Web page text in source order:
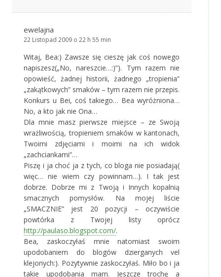
ewelajna
22 Listopad 2009 o 22 h 55 min
Witaj, Bea:) Zawsze się cieszę jak coś nowego
napiszesz(„No, nareszcie…:)”). Tym razem nie
opowieść, żadnej historii, żadnego „tropienia”
„zakątkowych” smaków – tym razem nie przepis.
Konkurs u Bei, coś takiego… Bea wyróżniona…
No, a kto jak nie Ona…
Dla mnie masz pierwsze miejsce – ze Swoją
wrażliwością, tropieniem smaków w kantonach,
Twoimi zdjęciami i moimi na ich widok
„zachciankami”…
Piszę i ja choć ja z tych, co bloga nie posiadają(
więc… nie wiem czy powinnam…). I tak jest
dobrze. Dobrze mi z Twoją i Innych kopalnią
smacznych pomysłów. Na mojej liście
„SMACZNIE” jest 20 pozycji – oczywiście
powtórka z Twojej listy oprócz
http://paulaso.blogspot.com/.
Bea, zaskoczyłaś mnie natomiast swoim
upodobaniem do blogów dzierganych vel
klejonych:). Pozytywnie zaskoczyłaś. Miło bo i ja
takie upodobania mam. Jeszcze trochę a